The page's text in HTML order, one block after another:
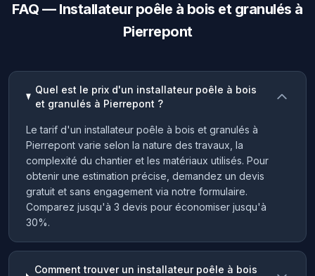
FAQ — Installateur poêle à bois et granulés à
Pierrepont
Quel est le prix d'un installateur poêle à bois
et granulés à Pierrepont ?
Le tarif d'un installateur poêle à bois et granulés à
Pierrepont varie selon la nature des travaux, la
complexité du chantier et les matériaux utilisés. Pour
obtenir une estimation précise, demandez un devis
gratuit et sans engagement via notre formulaire.
Comparez jusqu'à 3 devis pour économiser jusqu'à
30%.
Comment trouver un installateur poêle à bois